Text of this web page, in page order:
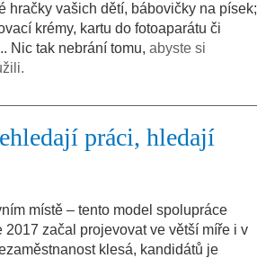
hračky vašich dětí, bábovičky na písek;
krémy, kartu do fotoaparátu či
Nic tak nebrání tomu,abyste si
práci, hledají
místě – tento model spolupráce
2017 začal projevovat ve větší míře i v
klesá, kandidátů je